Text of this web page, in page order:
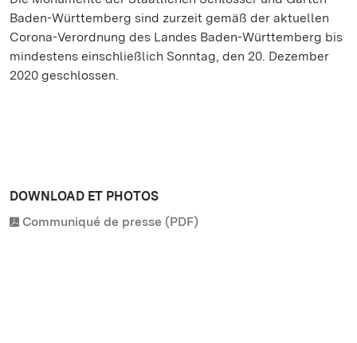
Baden-Württemberg sind zurzeit gemäß der aktuellen
Corona-Verordnung des Landes Baden-Württemberg bis
mindestens einschließlich Sonntag, den 20. Dezember
2020 geschlossen.
DOWNLOAD ET PHOTOS
Communiqué de presse (PDF)